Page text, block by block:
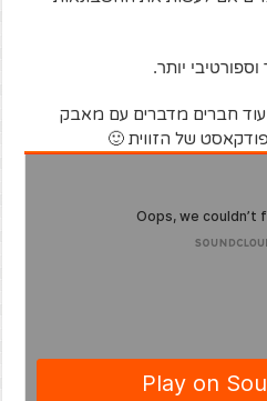
וספורטיבי יותר.
חברים מדברים עם מאבק